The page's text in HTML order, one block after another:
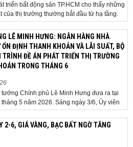
triển bất động sản TP.HCM cho thấy những
của thị trường thường bắt đầu từ hạ tầng.
kết nối liên vùng đồng loạt tăng tốc, cấu
đô thị đang dần thay đổi, mở ra những
trưởng mới và kéo theo quá...
LÊ MINH HƯNG: NGÂN HÀNG NHÀ
ỔN ĐỊNH THANH KHOẢN VÀ LÃI SUẤT, BỘ
TRÌNH ĐỀ ÁN PHÁT TRIỂN THỊ TRƯỜNG
TRONG THÁNG 6
Chính phủ Lê Minh Hưng đưa ra tại
5 năm 2026. Sáng ngày 3/6, Ủy viên
phủ, Thủ tướng Chính phủ Lê Minh Hưng
2-6, GIÁ VÀNG, BẠC BẤT NGỜ TĂNG